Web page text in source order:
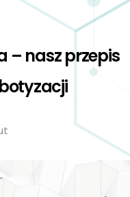
– nasz przepis